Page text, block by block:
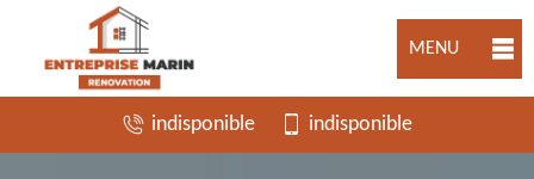
MENU
indisponible indisponible